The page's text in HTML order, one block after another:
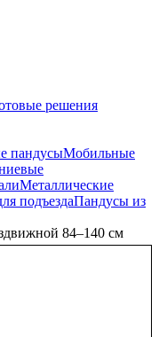
решения
пандусыМобильные
Металлические
подъездаПандусы из
84–140 см